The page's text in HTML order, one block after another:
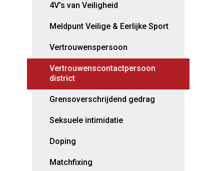
4V's van Veiligheid
Meldpunt Veilige & Eerlijke Sport
Vertrouwenspersoon
Vertrouwenscontactpersoon
district
Grensoverschrijdend gedrag
Seksuele intimidatie
Doping
Matchfixing